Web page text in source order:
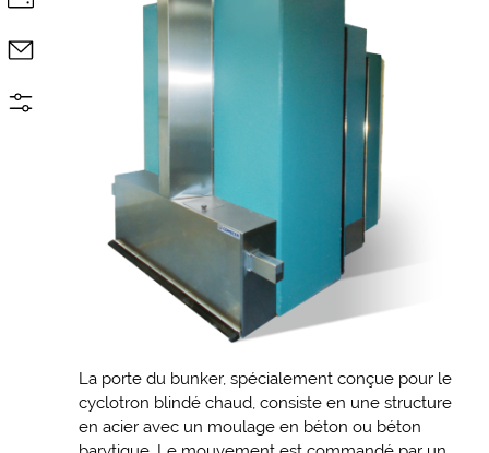
La porte du bunker, spécialement conçue pour le
cyclotron blindé chaud, consiste en une structure
en acier avec un moulage en béton ou béton